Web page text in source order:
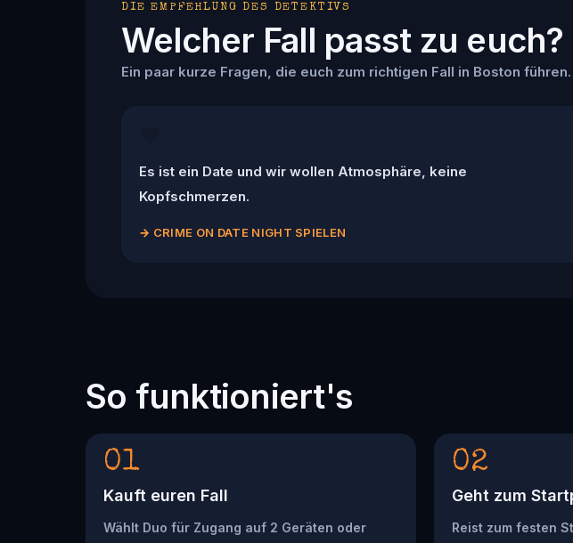
DIE EMPFEHLUNG DES DETEKTIVS
Welcher Fall passt zu euch?
Ein paar kurze Fragen, die euch zum richtigen Fall in Boston führen.
Es ist ein Date und wir wollen Atmosphäre, keine
Kopfschmerzen.
→ CRIME ON DATE NIGHT SPIELEN
So funktioniert's
01
Kauft euren Fall
Wählt Duo für Zugang auf 2 Geräten oder
02
Geht zum
Reist zum festen